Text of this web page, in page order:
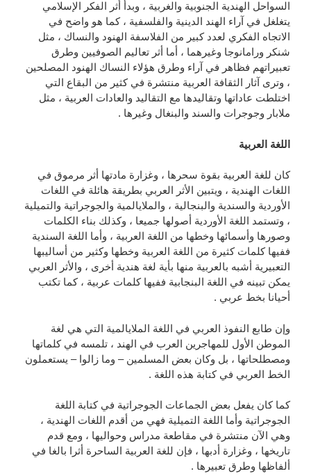
السواحل الهندية الجنوبية والغربية ، وبدأ أثر الفكر الإسلامي
يتغلغل في آراء الهند الدينية والفلسفية ، كما هو واضح في
الاتجاه الفكري لعدد كبير من الفلاسفة الهنود والنساك ، مثل
شنكر ورامانوجا وغيرهما ، أما أثر تعاليم الصوفيين وطرق
تعبيراتهم فظاهر في آراء وطرق هؤلاء النساك الهنود المصلحين
، وترى آثار الثقافة العربية منتشرة في كثير من البقاع التي
اختلطت عاداتها وتقاليدها مع التقاليد والعادات العربية ، مثل
ملابار وجوجرات والسند والبنغال وغيرها .
اللغة العربية
كان للغة العربية بقوة سحرها ، وغزارة مادتها أثر مرموق في
اللغات الهندية ، ويتبين الأثر العربي بطريقة هائلة في اللغات
الأوردية والسندية والبنجالية ، والملايالمية والجوجراتية والتميلية
، وتستمد اللغة الأوردية أصولها جميعا ، وكذلك بناء الكلمات
وصورها وأسمائها وخطها من اللغة العربية ، وأما اللغة السندية
ففيها كلمات كثيرة من اللغة العربية وخطها وكثير من أساليبها
التعبيرية أشبه بالعربية منها بأية لغة هندية أخرى ، والأثر العربي
يمكن تبينه في اللغة البنجابية ففيها كلمات عربية ، كما تكتب
أحيانا بخط عربي .
وإن طابع النفوذ العربي في اللغة الملايالمية التي هي لغة
الموطن الأول للمهاجرين العرب في الهند ، تلمسه في كلماتها
ومصطلحاتها ، بل وكان بعض المسلمين – وما زالوا – يستعملون
الخط العربي في كتابة هذه اللغة .
كما كان يفعل بعض الجماعات الجوجراتية في كتابة اللغة
الجوجراتية وأما اللغة التميلية فهي من أقدم اللغات الهندية ،
وهي الآن منتشرة في مقاطعة مدراس وحواليها ، ومع قدم
تاريخها ، وغزارة أدبها ، فإن للغة العربية الساحرة أثرا بالغا في
ألفاظها وطرق تعبيرها .